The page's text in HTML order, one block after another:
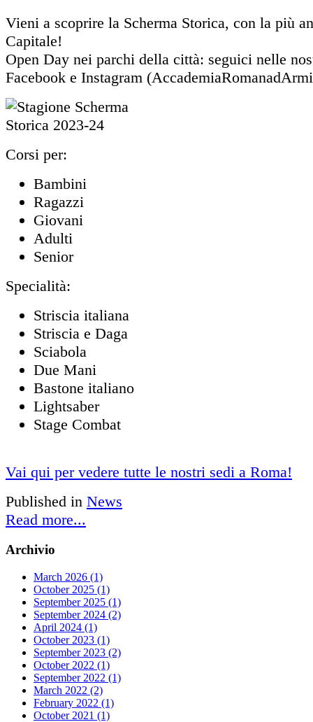
Vieni a scoprire la Scherma Storica, con la più
Capitale!
Open Day nei parchi della città: seguici nelle
Facebook e Instagram
Corsi per:
Bambini
Ragazzi
Giovani
Adulti
Senior
Specialità:
Striscia italiana
Striscia e Daga
Sciabola
Due Mani
Bastone italiano
Lightsaber
Stage Combat
Vai qui per vedere tutte le nostri sedi a Roma!
Published in News
Read more...
Archivio
March 2026 (1)
October 2025 (1)
September 2025 (1)
September 2024 (2)
April 2024 (1)
October 2023 (1)
September 2023 (2)
October 2022 (1)
September 2022 (1)
March 2022 (2)
February 2022 (1)
October 2021 (1)